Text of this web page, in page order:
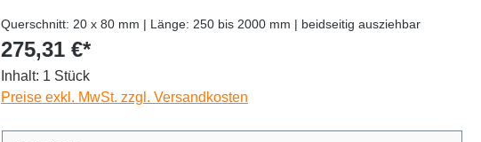
Querschnitt: 20 x 80 mm | Länge: 250 bis 2000 mm | beidseitig ausziehbar
275,31 €*
Inhalt: 1 Stück
Preise exkl. MwSt. zzgl. Versandkosten